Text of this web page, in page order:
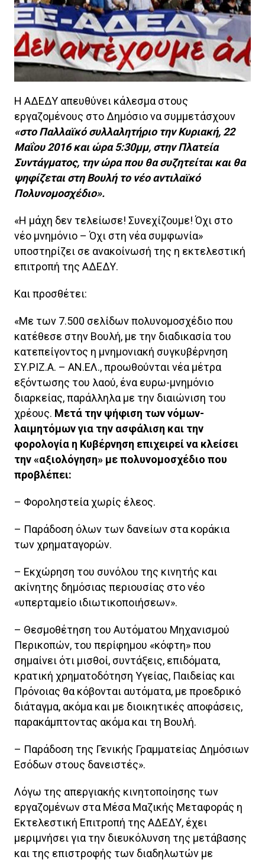
Η ΑΔΕΔΥ απευθύνει κάλεσμα στους
εργαζομένους στο Δημόσιο να συμμετάσχουν
«στο Παλλαϊκό συλλαλητήριο την Κυριακή, 22
Μαΐου 2016 και ώρα 5:30μμ, στην Πλατεία
Συντάγματος, την ώρα που θα συζητείται και θα
ψηφίζεται στη Βουλή το νέο αντιλαϊκό
Πολυνομοσχέδιο».
«Η μάχη δεν τελείωσε! Συνεχίζουμε! Όχι στο
νέο μνημόνιο – Όχι στη νέα συμφωνία»
υποστηρίζει σε ανακοίνωσή της η εκτελεστική
επιτροπή της ΑΔΕΔΥ.
Και προσθέτει:
«Με των 7.500 σελίδων πολυνομoσχέδιο που
κατέθεσε στην Βουλή, με την διαδικασία του
κατεπείγοντος η μνημονιακή συγκυβέρνηση
ΣΥ.ΡΙΖ.Α. – ΑΝ.ΕΛ., προωθούνται νέα μέτρα
εξόντωσης του λαού, ένα ευρω-μνημόνιο
διαρκείας, παράλληλα με την διαιώνιση του
χρέους. Μετά την ψήφιση των νόμων-
λαιμητόμων για την ασφάλιση και την
φορολογία η Κυβέρνηση επιχειρεί να κλείσει
την «αξιολόγηση» με πολυνομοσχέδιο που
προβλέπει:
– Φοροληστεία χωρίς έλεος.
– Παράδοση όλων των δανείων στα κοράκια
των χρηματαγορών.
– Εκχώρηση του συνόλου της κινητής και
ακίνητης δημόσιας περιουσίας στο νέο
«υπερταμείο ιδιωτικοποιήσεων».
– Θεσμοθέτηση του Αυτόματου Μηχανισμού
Περικοπών, του περίφημου «κόφτη» που
σημαίνει ότι μισθοί, συντάξεις, επιδόματα,
κρατική χρηματοδότηση Υγείας, Παιδείας και
Πρόνοιας θα κόβονται αυτόματα, με προεδρικό
διάταγμα, ακόμα και με διοικητικές αποφάσεις,
παρακάμπτοντας ακόμα και τη Βουλή.
– Παράδοση της Γενικής Γραμματείας Δημόσιων
Εσόδων στους δανειστές».
Λόγω της απεργιακής κινητοποίησης των
εργαζομένων στα Μέσα Μαζικής Μεταφοράς η
Εκτελεστική Επιτροπή της ΑΔΕΔΥ, έχει
μεριμνήσει για την διευκόλυνση της μετάβασης
και της επιστροφής των διαδηλωτών με